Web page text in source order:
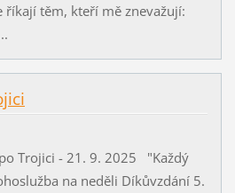
říkají těm, kteří mě znevažují:
Trojici - 21. 9. 2025 "Každý
na neděli Díkůvzdání 5.